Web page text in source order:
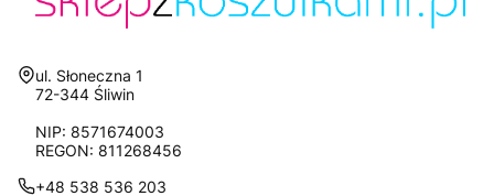
Adres:
ul. Słoneczna 1
72-344 Śliwin
NIP: 8571674003
REGON: 811268456
+48 538 536 203